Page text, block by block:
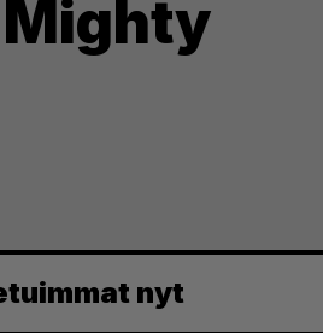
Mighty
nyt